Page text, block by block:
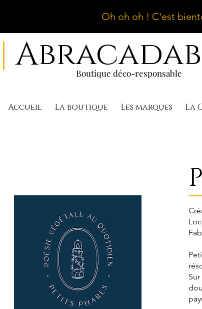
Oh oh oh ! C'est
| Boutique déco-responsable
Accueil La boutique Les marques La